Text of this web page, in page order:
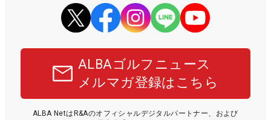
ALBAゴルフニュース
メルマガ登録はこちら
ALBA NetはR&Aのオフィシャルデジタルパートナー、および